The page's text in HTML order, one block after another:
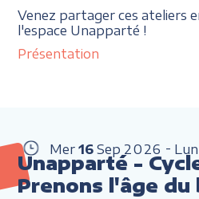
Venez partager ces ateliers
l'espace Unapparté !
Présentation
Mer 16 Sep 2026 Lun
Unapparté -
Prenons l'âge du